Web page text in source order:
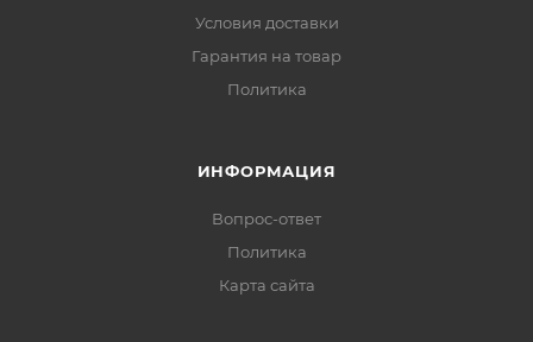
Условия доставки
Гарантия на товар
Политика
ИНФОРМАЦИЯ
Вопрос-ответ
Политика
Карта сайта